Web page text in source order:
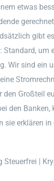
etwas
gibt
Standard, um
Wir sind ein
den Großteil
den Banken,
sie erklären in
Steuerfrei |